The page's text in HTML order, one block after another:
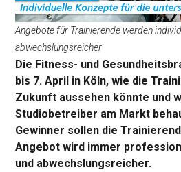
Angebote für Trainierende werden
abwechslungsreicher
Die Fitness- und
bis 7. April in Köln, wie die
Zukunft aussehen könnte und
Studiobetreiber am Markt
Gewinner sollen die
Angebot wird immer
und abwechslungsreicher.